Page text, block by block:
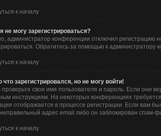
к началу
не могу зарегистрироваться?
администратор конференции отключил регистрацию
Обратитесь за помощью к администратору
к началу
что зарегистрировался, но не могу войти!
свои имя пользователя и пароль. Если они
инструкциям. На некоторых конференциях
отображается в процессе регистрации. Если вам
адрес email либо он заблокирован спам-
к началу